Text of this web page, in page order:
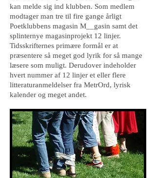
kan melde sig ind klubben. Som medlem
modtager man tre til fire gange årligt
Poetklubbens magasin M__gasin samt det
splinternye magasinprojekt 12 linjer.
Tidsskrifternes primære formål er at
præsentere så meget god lyrik for så mange
læsere som muligt. Derudover indeholder
hvert nummer af 12 linjer et eller flere
litteraturanmeldelser fra MetrOrd, lyrisk
kalender og meget andet.